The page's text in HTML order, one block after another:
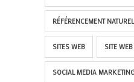
RÉFÉRENCEMENT NATUREL
SITES WEB SITE WEB
SOCIAL MEDIA